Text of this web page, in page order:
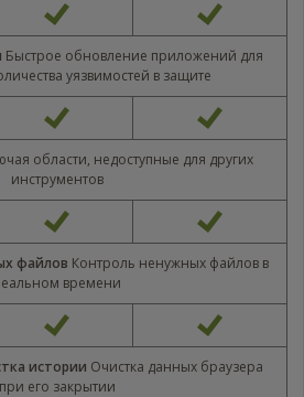
download/
Быстрое обновление приложений для
уязвимостей в защите
области, недоступные для других
инструментов
файлов Контроль ненужных файлов в
времени
истории Очистка данных браузера
при его закрытии